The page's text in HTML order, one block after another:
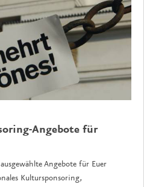
Angebote für
Angebote für Euer
Kultursponsoring,